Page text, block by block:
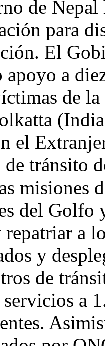
de Nepal
para
El
apoyo a
de
el
de tránsito
misiones
del Golfo
repatriar a
y
de
servicios a